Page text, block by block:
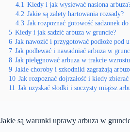
4.1 Kiedy i jak wysiewać nasiona
4.2 Jakie są zalety hartowania rozsady?
4.3 Jak rozpoznać gotowość sadzonek
5 Kiedy i jak sadzić arbuza w gruncie?
6 Jak nawozić i przygotować podłoże pod
7 Jak podlewać i nawadniać arbuza w
8 Jak pielęgnować arbuza w trakcie
9 Jakie choroby i szkodniki zagrażają
10 Jak rozpoznać dojrzałość i kiedy
11 Jak uzyskać słodki i soczysty miąższ
Jakie są warunki uprawy arbuza w